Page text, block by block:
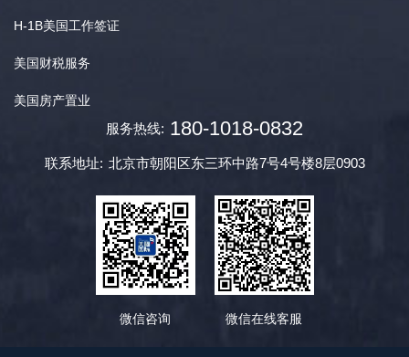
H-1B美国工作签证
美国财税服务
美国房产置业
服务热线: 180-1018-0832
联系地址: 北京市朝阳区东三环中路7号4号楼8层0903
微信咨询 微信在线客服